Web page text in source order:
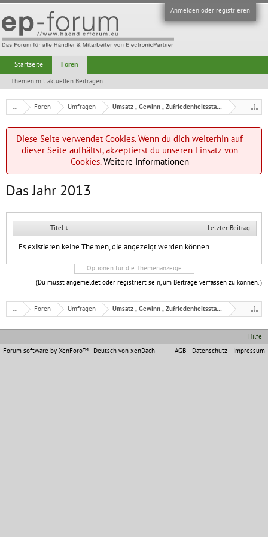
Anmelden oder registrieren
... Foren Umfragen Umsatz-, Gewinn-, Zufriedenheitsstatistik
Diese Seite verwendet Cookies. Wenn du dich weiterhin auf
dieser Seite aufhältst, akzeptierst du unseren Einsatz von
Cookies.Weitere Informationen
Das Jahr 2013
Titel ↓ Letzter Beitrag
Es existieren keine Themen, die angezeigt werden können.
Optionen für die Themenanzeige
(Du musst angemeldet oder registriert sein, um Beiträge verfassen zu können. )
... Foren Umfragen Umsatz-, Gewinn-, Zufriedenheitsstatistik
Startseite Foren
Themen mit aktuellen Beiträgen
Hilfe
AGB
Datenschutz Impressum
Forum software by XenForo™- Deutsch von xenDach